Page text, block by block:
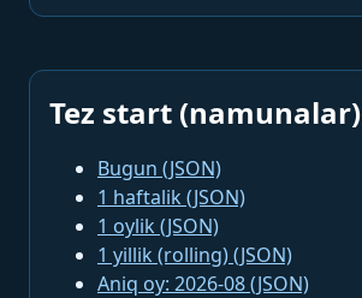
Tez start (namunalar)
Bugun (JSON)
1 haftalik (JSON)
1 oylik (JSON)
1 yillik (rolling) (JSON)
Aniq oy: 2026-08 (JSON)